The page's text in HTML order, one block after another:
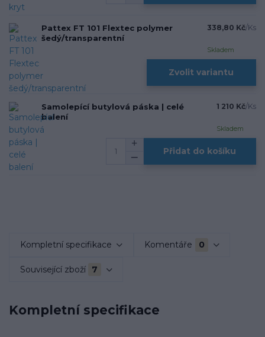
Pattex FT 101 Flextec polymer
šedý/transparentní
338,80 Kč/Ks
Skladem
Zvolit variantu
Samolepící butylová páska | celé
balení
1 210 Kč/Ks
Skladem
Přidat do košíku
Kompletní specifikace Komentáře 0
Související zboží 7
Kompletní specifikace